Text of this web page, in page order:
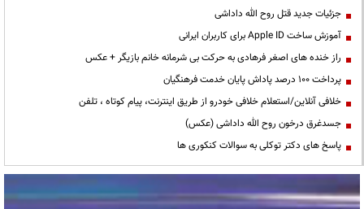
جزئیات جدید قتل روح الله داداشی
آموزش ساخت Apple ID برای کاربران ایرانی
راز خنده های اصغر فرهادی به حرکت بی شرمانه خانم بازیگر + عکس
پرداخت ۱۰۰ درصد پاداش پایان خدمت فرهنگیان
خلافی آنلاین/استعلام خلافی خودرو از طریق اینترنت، پیام کوتاه ، تلفن
جسدغرق درخون روح الله داداشی (عکس)
پاسخ های دکتر توکلی به سوالات کنکوری ها